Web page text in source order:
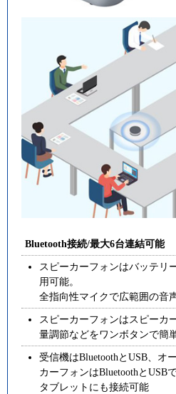
Bluetooth接続/最大6台連結可能
スピーカーフォンはバッテリ
用可能。
全指向性マイクで広範囲の音
スピーカーフォンはスピーカ
量調節などをワンボタンで簡
受信機はBluetoothとUSB、オ
カーフォンはBluetoothとUSB
タブレットにも接続可能